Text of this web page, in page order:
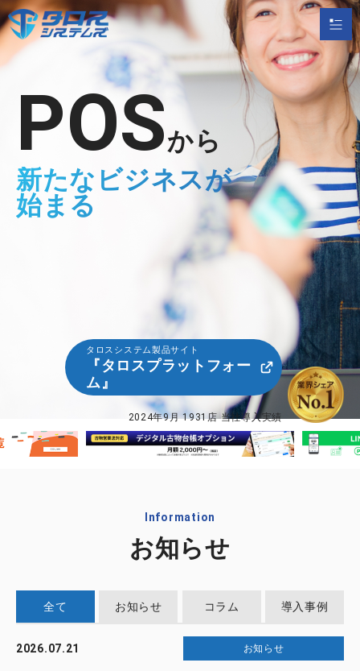
POSから
新たなビジネスが
始まる
タロスシステム製品サイト
『タロスプラットフォー
ム』
2024年9月 1931店当社導入実績
Information
お知らせ
全て お知らせ コラム 導入事例
2026.07.21 お知らせ